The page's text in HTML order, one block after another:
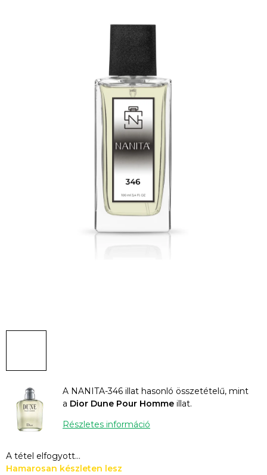
A NANITA-346 illat hasonló összetételű, mint
a Dior Dune Pour Homme illat.
Részletes információ
A tétel elfogyott…
Hamarosan készleten lesz